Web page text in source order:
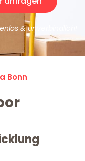
& unverbindlich!
Bonn